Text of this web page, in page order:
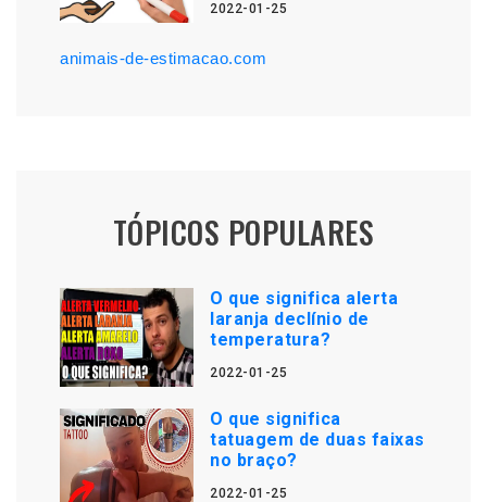
2022-01-25
animais-de-estimacao.com
TÓPICOS POPULARES
O que significa alerta
laranja declínio de
temperatura?
2022-01-25
O que significa
tatuagem de duas faixas
no braço?
2022-01-25